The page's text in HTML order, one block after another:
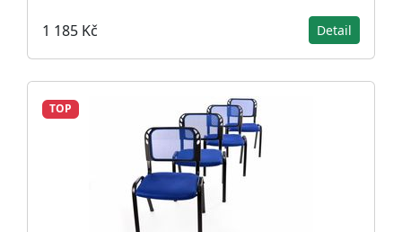
1 185 Kč Detail
TOP